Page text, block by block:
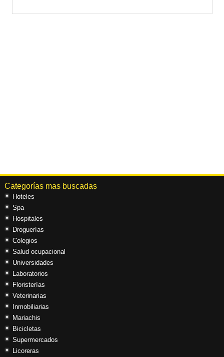
Categorías mas buscadas
Hoteles
Spa
Hospitales
Droguerías
Colegios
Salud ocupacional
Universidades
Laboratorios
Floristerías
Veterinarias
Inmobiliarias
Mariachis
Bicicletas
Supermercados
Licoreras